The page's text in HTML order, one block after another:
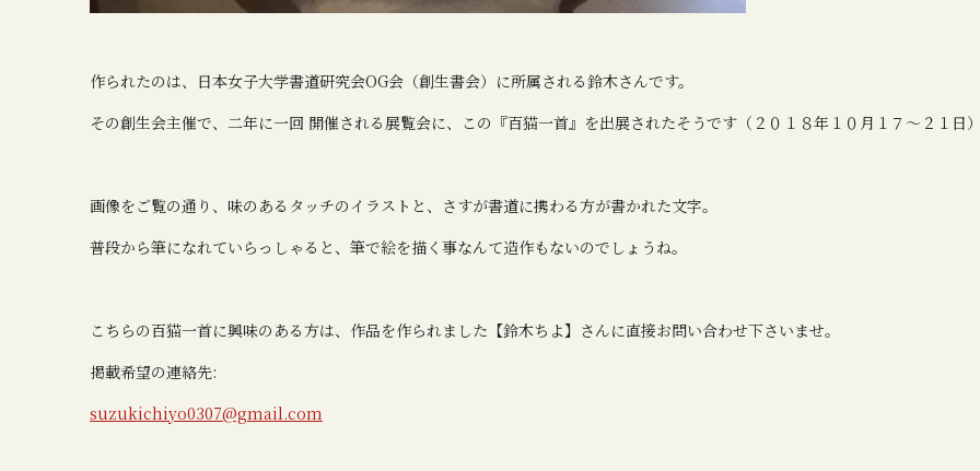
作られたのは、日本女子大学書道研究会OG会（創生書会）に所属される鈴木さんです。
その創生会主催で、二年に一回 開催される展覧会に、この『百猫一首』を出展されたそうです（２０１８年１０月１７～２１日
画像をご覧の通り、味のあるタッチのイラストと、さすが書道に携わる方が書かれた文字。
普段から筆になれていらっしゃると、筆で絵を描く事なんて造作もないのでしょうね。
こちらの百猫一首に興味のある方は、作品を作られました【鈴木ちよ】さんに直接お問い合わせ下さいませ。
掲載希望の連絡先:
suzukichiyo0307@gmail.com